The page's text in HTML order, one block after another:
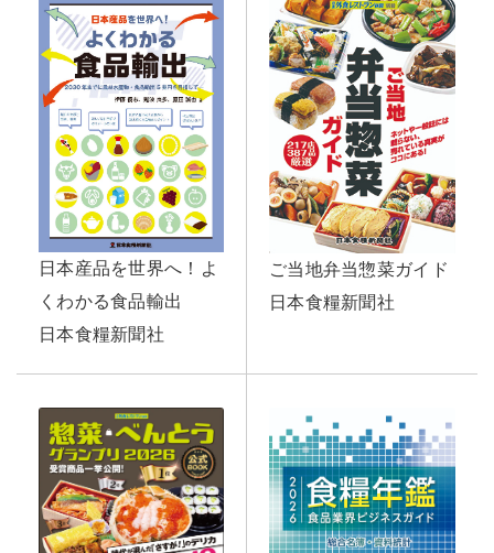
日本産品を世界へ！よ
くわかる食品輸出
日本食糧新聞社
ご当地弁当惣菜ガイド
日本食糧新聞社